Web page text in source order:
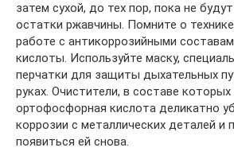
затем сухой, до тех пор, пока не
остатки ржавчины. Помните о
работе с антикоррозийными
кислоты. Используйте маску,
перчатки для защиты дыхательных
руках. Очистители, в составе которых
ортофосфорная кислота деликатно
коррозии с металлических деталей и
появиться ей снова.